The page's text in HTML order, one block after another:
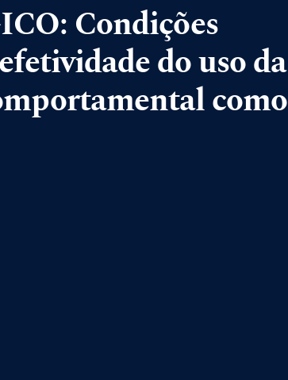
Condições
do uso da
como